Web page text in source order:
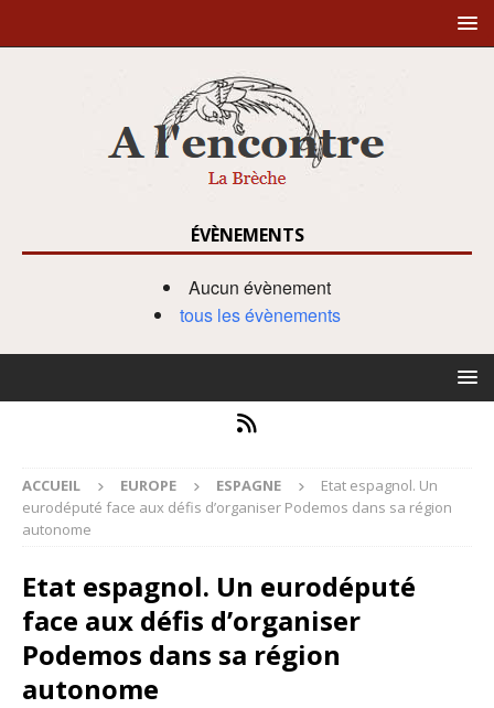
ÉVÈNEMENTS
Aucun évènement
tous les évènements
ACCUEIL EUROPE ESPAGNE
Etat espagnol. Un
eurodéputé face aux défis d’organiser Podemos dans sa région
autonome
Etat espagnol. Un eurodéputé
face aux défis d’organiser
Podemos dans sa région
autonome